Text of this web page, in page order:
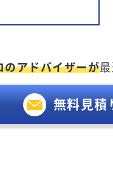
のアドバイザーが
無料見積